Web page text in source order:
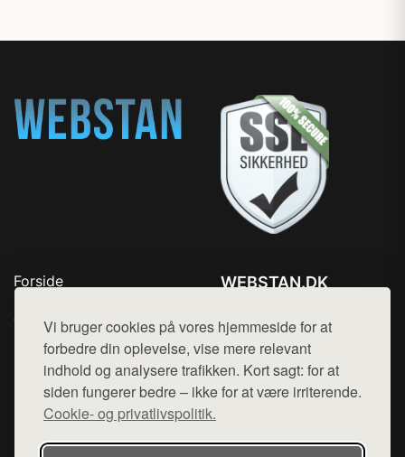
Vi bruger cookies på vores hjemmeside for at
forbedre din oplevelse, vise mere relevant
indhold og analysere trafikken. Kort sagt: for at
siden fungerer bedre – ikke for at være irriterende.
Cookie- og privatlivspolitik.
Forside
Top Rabatter
Blog
Kontakt
WEBSTAN.DK
Mail: hej@want.dk
Cookie- og privatlivspolitik